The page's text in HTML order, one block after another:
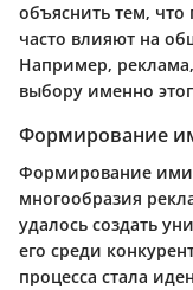
объяснить тем,
часто влияют на
Например,
выбору именно
Формирование
Формирование
многообразия
удалось создать
его среди
процесса стала